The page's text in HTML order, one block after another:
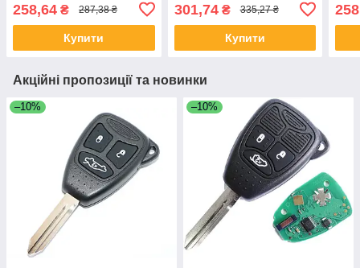
258,64 ₴ 287,38 ₴
Купити
301,74₴ 335,27 ₴
Купити
Акційні пропозиції та новинки
–10% –10%